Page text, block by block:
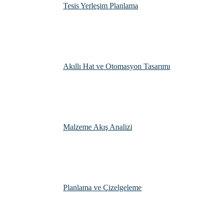
Tesis Yerleşim Planlama
Akıllı Hat ve Otomasyon Tasarımı
Malzeme Akış Analizi
Planlama ve Çizelgeleme